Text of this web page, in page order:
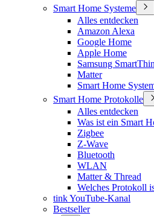
Smart Home Systeme
Alles entdecken
Amazon Alexa
Google Home
Apple Home
Samsung
Matter
Smart Home
Smart Home Protokolle
Alles entdecken
Was ist ein Smart
Zigbee
Z-Wave
Bluetooth
WLAN
Matter & Thread
Welches Protokoll
tink YouTube-Kanal
Bestseller